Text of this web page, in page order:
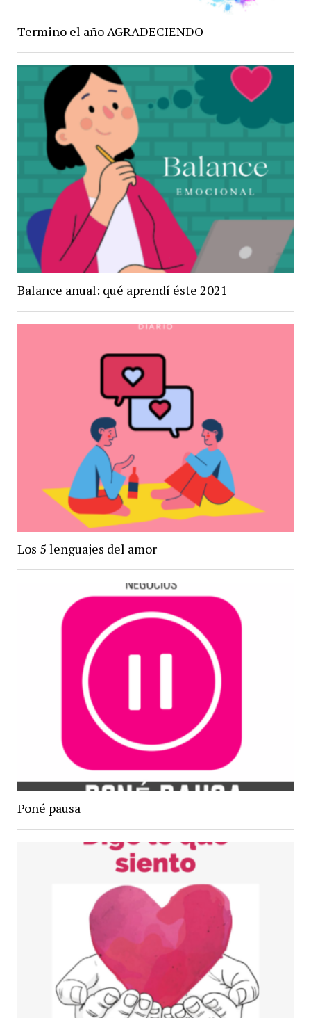
Termino el año AGRADECIENDO
Balance anual: qué aprendí éste 2021
Los 5 lenguajes del amor
Poné pausa